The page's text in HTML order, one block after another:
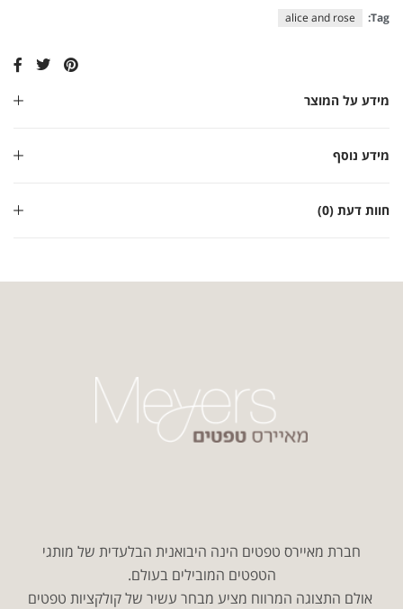
מידע על המוצר
מידע נוסף
חוות דעת (0)
Tag:
alice and rose
חברת מאיירס טפטים הינה היבואנית הבלעדית של מותגי
הטפטים המובילים בעולם.
אולם התצוגה המרווח מציע מבחר עשיר של קולקציות טפטים